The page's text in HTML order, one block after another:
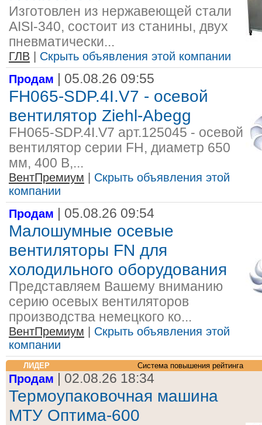
Изготовлен из нержавеющей стали
AISI-340, состоит из станины, двух
пневматически...
ГЛВ
Скрыть объявления этой компании
Продам
| 05.08.26 09:55
FH065-SDP.4I.V7 - осевой
вентилятор Ziehl-Abegg
FH065-SDP.4I.V7 арт.125045 - осевой
вентилятор серии FH, диаметр 650
мм, 400 В,...
ВентПремиум
Скрыть объявления этой
компании
Продам
| 05.08.26 09:54
Малошумные осевые
вентиляторы FN для
холодильного оборудования
Представляем Вашему вниманию
серию осевых вентиляторов
производства немецкого ко...
ВентПремиум
Скрыть объявления этой
компании
ЛИДЕР Система повышения рейтинга
Продам | 02.08.26 18:34
Термоупаковочная машина
МТУ Оптима-600